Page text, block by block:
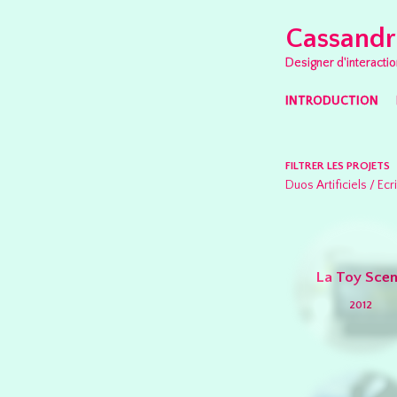
Designer
SKIP TO CONTENT
INTRODUCTION
FILTRER LES PROJETS
Duos Artificiels /
La Toy
2012